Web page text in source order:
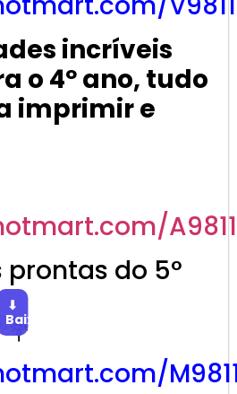
incríveis
o 4º ano, tudo
imprimir e
.com/
do 5°
⬇
Baixar
.com/